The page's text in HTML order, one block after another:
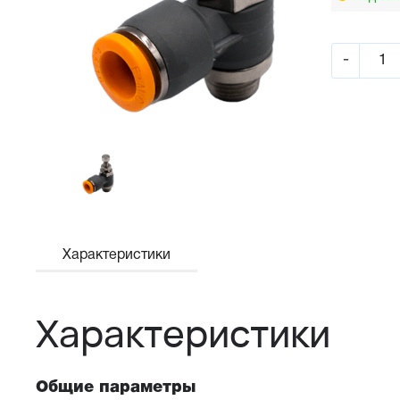
-
Характеристики
Характеристики
Общие параметры